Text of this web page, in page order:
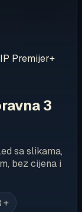
Premijer+
3
sa slikama,
bez cijena i
+